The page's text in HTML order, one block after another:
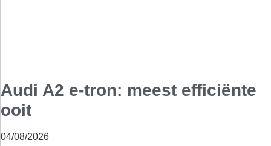
Audi A2 e-tron: meest efficiënte
ooit
04/08/2026